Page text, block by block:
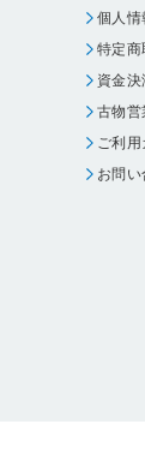
個人情
特定商
資金
古物
ご利
お問